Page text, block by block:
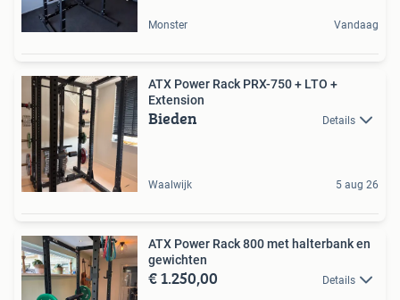
Monster Vandaag
ATX Power Rack PRX-750 + LTO +
Extension
Bieden Details
Waalwijk 5 aug 26
ATX Power Rack 800 met halterbank en
gewichten
€ 1.250,00 Details